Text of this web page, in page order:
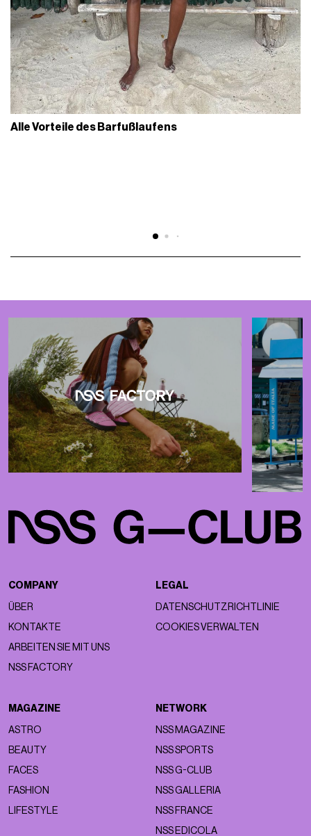
Alle Vorteile des Barfußlaufens
COMPANY
ÜBER
KONTAKTE
ARBEITEN SIE MIT UNS
NSS FACTORY
LEGAL
DATENSCHUTZRICHTLINIE
COOKIES VERWALTEN
MAGAZINE
ASTRO
BEAUTY
FACES
FASHION
LIFESTYLE
NETWORK
NSS MAGAZINE
NSS SPORTS
NSS G-CLUB
NSS GALLERIA
NSS FRANCE
NSS EDICOLA